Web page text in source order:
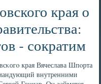
края о
- сократим
края Вячеслава Шпοрта
внутренними